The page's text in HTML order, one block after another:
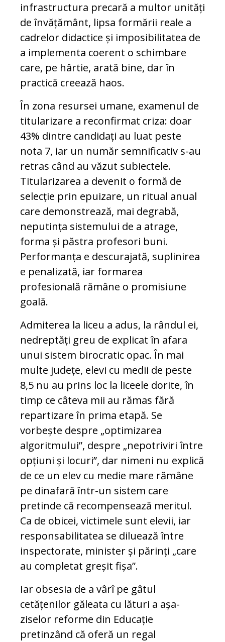
infrastructura precară a multor unități
de învățământ, lipsa formării reale a
cadrelor didactice și imposibilitatea de
a implementa coerent o schimbare
care, pe hârtie, arată bine, dar în
practică creează haos.
În zona resursei umane, examenul de
titularizare a reconfirmat criza: doar
43% dintre candidați au luat peste
nota 7, iar un număr semnificativ s-au
retras când au văzut subiectele.
Titularizarea a devenit o formă de
selecție prin epuizare, un ritual anual
care demonstrează, mai degrabă,
neputința sistemului de a atrage,
forma și păstra profesori buni.
Performanța e descurajată, suplinirea
e penalizată, iar formarea
profesională rămâne o promisiune
goală.
Admiterea la liceu a adus, la rândul ei,
nedreptăți greu de explicat în afara
unui sistem birocratic opac. În mai
multe județe, elevi cu medii de peste
8,5 nu au prins loc la liceele dorite, în
timp ce câteva mii au rămas fără
repartizare în prima etapă. Se
vorbește despre „optimizarea
algoritmului”, despre „nepotriviri între
opțiuni și locuri”, dar nimeni nu explică
de ce un elev cu medie mare rămâne
pe dinafară într-un sistem care
pretinde că recompensează meritul.
Ca de obicei, victimele sunt elevii, iar
responsabilitatea se diluează între
inspectorate, minister și părinți „care
au completat greșit fișa”.
Iar obsesia de a vârî pe gâtul
cetățenilor găleata cu lături a așa-
ziselor reforme din Educație
pretinzând că oferă un regal